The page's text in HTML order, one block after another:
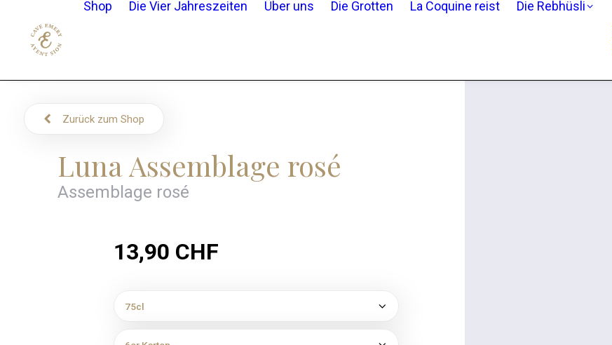
Shop Die Vier Jahreszeiten Über uns Die Grotten La Coquine reist Die Rebhüsli
Zurück zum Shop
Luna Assemblage rosé
Assemblage rosé
13,90 CHF